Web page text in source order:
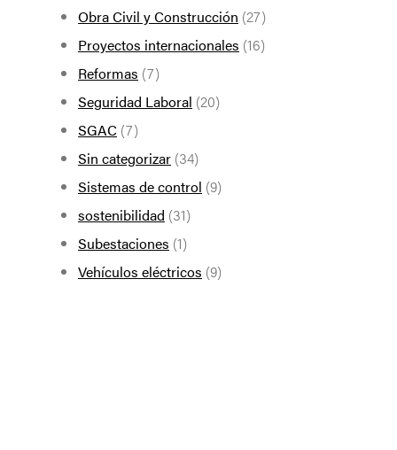
Obra Civil y Construcción (27)
Proyectos internacionales (16)
Reformas (7)
Seguridad Laboral (20)
SGAC (7)
Sin categorizar (34)
Sistemas de control (9)
sostenibilidad (31)
Subestaciones (1)
Vehículos eléctricos (9)